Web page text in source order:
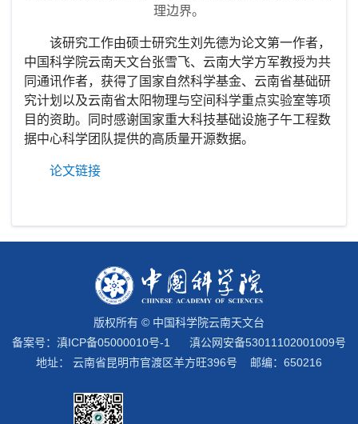
理边界。
该研究工作由硕士研究生刘先德为论文第一作者，
中国科学院云南天文台张雪飞、云南大学方军教授为共
同通讯作者，获得了国家自然科学基金、云南省基础研
究计划以及云南省太阳物理与空间科学重点实验室等项
目的资助。同时感谢国家重大科技基础设施子午工程数
据中心科学团队提供的高质量开源数据。
论文链接
版权所有 © 中国科学院云南天文台
备案号： 滇ICP备05000010号-1
滇公网安备53011102001009号
地址： 云南省昆明市官渡区羊方旺396号 邮编：650216